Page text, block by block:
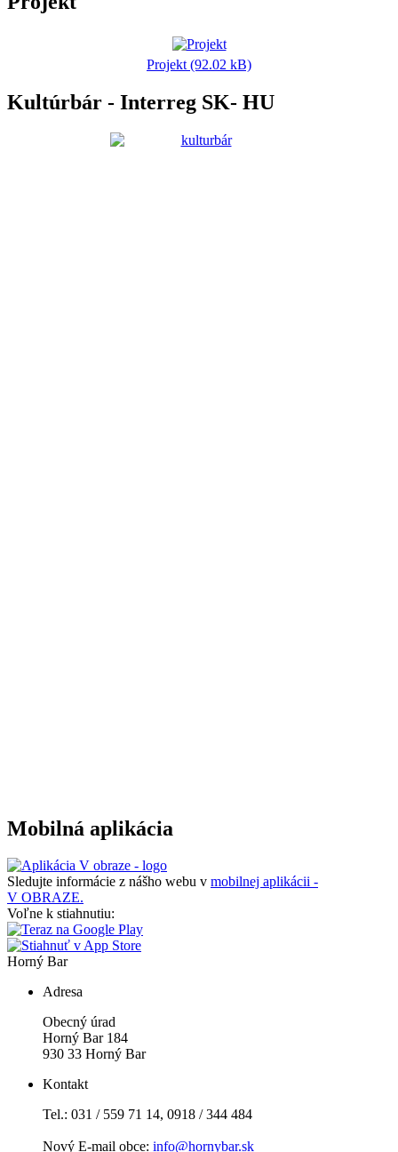
Projekt (92.02 kB)
Kultúrbár - Interreg SK- HU
Mobilná aplikácia
Sledujte informácie z nášho webu v mobilnej aplikácii -
V OBRAZE.
Voľne k stiahnutiu:
Horný Bar
Adresa
Obecný úrad
Horný Bar 184
930 33 Horný Bar
Kontakt
Tel.: 031 / 559 71 14, 0918 / 344 484
Nový E-mail obce: info@hornybar.sk